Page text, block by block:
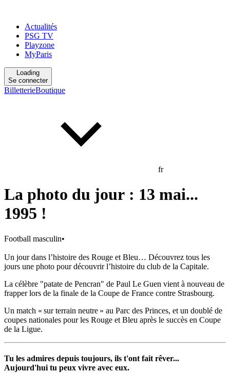
Actualités
PSG TV
Playzone
MyParis
Loading
Se connecter
BilletterieBoutique
fr
La photo du jour : 13 mai...
1995 !
Football masculin•
Un jour dans l’histoire des Rouge et Bleu… Découvrez tous les
jours une photo pour découvrir l’histoire du club de la Capitale.
La célèbre "patate de Pencran" de Paul Le Guen vient à nouveau de
frapper lors de la finale de la Coupe de France contre Strasbourg.
Un match « sur terrain neutre » au Parc des Princes, et un doublé de
coupes nationales pour les Rouge et Bleu après le succès en Coupe
de la Ligue.
Tu les admires depuis toujours, ils t'ont fait rêver...
Aujourd'hui tu peux vivre avec eux.